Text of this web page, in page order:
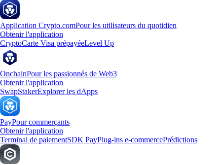
Application Crypto.comPour les utilisateurs du quotidien
Obtenir l'application
CryptoCarte Visa prépayéeLevel Up
OnchainPour les passionnés de Web3
Obtenir l'application
SwapStakerExplorer les dApps
PayPour commerçants
Obtenir l'application
Terminal de paiementSDK PayPlug-ins e-commercePrédictions